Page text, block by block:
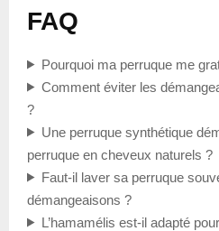
FAQ
Pourquoi ma perruque me
Comment éviter les
?
Une perruque synthétique
perruque en cheveux naturels ?
Faut-il laver sa perruque
démangeaisons ?
L’hamamélis est-il adapté